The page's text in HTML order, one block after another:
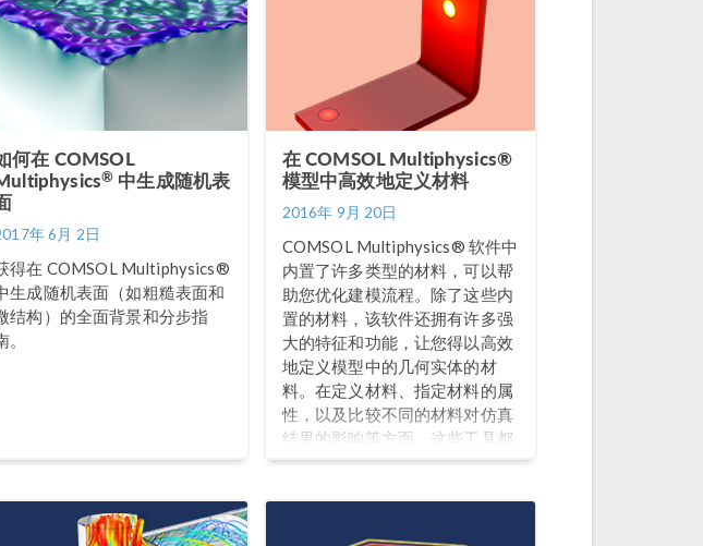
何在 COMSOL
® 中生成随机表
年 6月 2日
得在 COMSOL Multiphysics®
生成随机表面（如粗糙表面和
结构）的全面背景和分步指
。
在 COMSOL Multiphysics®
模型中高效地定义材料
2016年 9月 20日
COMSOL Multiphysics® 软件中
内置了许多类型的材料，可以帮
助您优化建模流程。除了这些内
置的材料，该软件还拥有许多强
大的特征和功能，让您得以高效
地定义模型中的几何实体的材
料。在定义材料、指定材料的属
性，以及比较不同的材料对仿真
结果的影响等方面，这些工具都
能帮助我们大幅提升建模效率。